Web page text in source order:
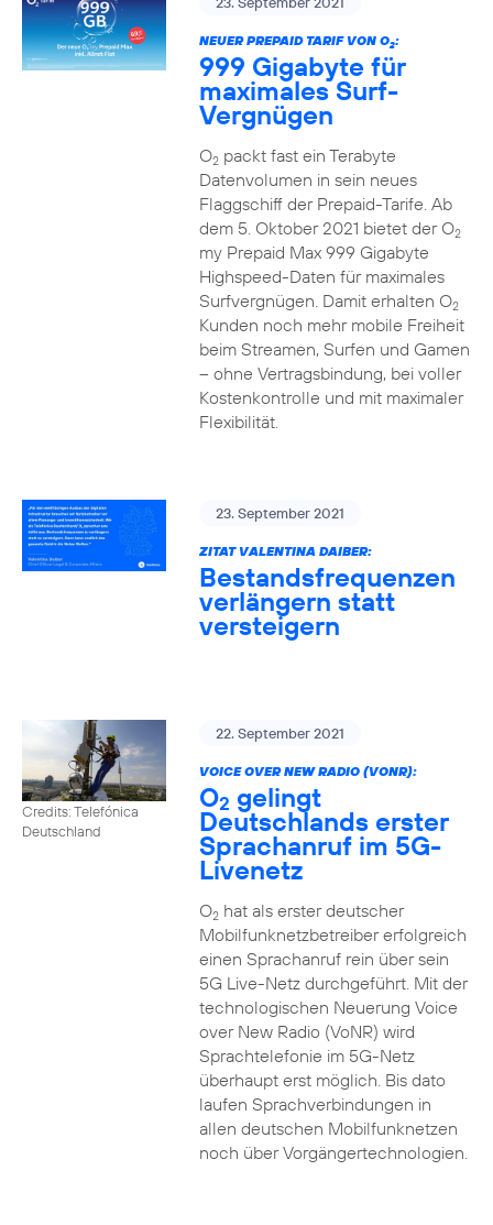
NEUER PREPAID TARIF VON O2:
999 Gigabyte für
maximales Surf-
Vergnügen
O2packt fast ein Terabyte
Datenvolumen in sein neues
Flaggschiff der Prepaid-Tarife. Ab
dem 5. Oktober 2021 bietet der O2
my Prepaid Max 999 Gigabyte
Highspeed-Daten für maximales
Surfvergnügen. Damit erhalten O2
Kunden noch mehr mobile Freiheit
beim Streamen, Surfen und Gamen
– ohne Vertragsbindung, bei voller
Kostenkontrolle und mit maximaler
Flexibilität.
23. September 2021
ZITAT VALENTINA DAIBER:
Bestandsfrequenzen
verlängern statt
versteigern
Credits: Telefónica
Deutschland
22. September 2021
VOICE OVER NEW RADIO (VONR):
O2 gelingt
Deutschlands erster
Sprachanruf im 5G-
Livenetz
O2hat als erster deutscher
Mobilfunknetzbetreiber erfolgreich
einen Sprachanruf rein über sein
5G Live-Netz durchgeführt. Mit der
technologischen Neuerung Voice
over New Radio (VoNR) wird
Sprachtelefonie im 5G-Netz
überhaupt erst möglich. Bis dato
laufen Sprachverbindungen in
allen deutschen Mobilfunknetzen
noch über Vorgängertechnologien.